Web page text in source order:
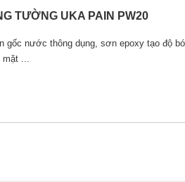
TƯỜNG UKA PAIN PW20
nước thông dụng, sơn epoxy tạo độ
mặt ...